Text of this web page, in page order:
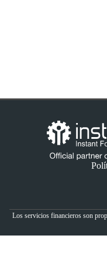
Los servicios financieros son